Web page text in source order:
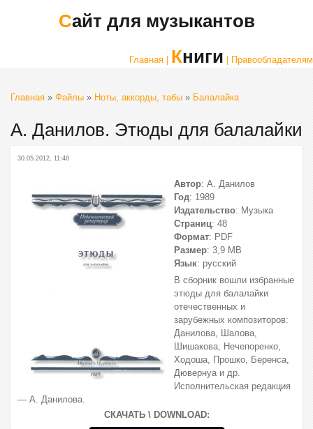
Сайт для музыкантов
Главная | Книги | Правообладателям
Главная » Файлы » Ноты, аккорды, табы » Балалайка
А. Данилов. Этюды для балалайки
30.05.2012, 11:48
Автор: А. Данилов
Год: 1989
Издательство: Музыка
Страниц: 48
Формат: PDF
Размер: 3,9 МВ
Язык: русский
В сборник вошли избранные
этюды для балалайки
отечественных и
зарубежных композиторов:
Данилова, Шалова,
Шишакова, Нечепоренко,
Ходоша, Прошко, Беренса,
Дювернуа и др.
Исполнительская редакция
— А. Данилова.
СКАЧАТЬ \ DOWNLOAD: